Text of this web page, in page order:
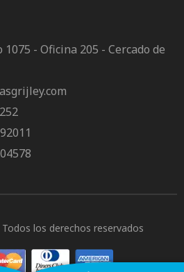
1075 - Oficina 205 - Cercado de
Todos los derechos reservados